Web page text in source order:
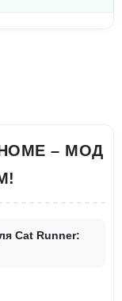
– МОД
Cat Runner: